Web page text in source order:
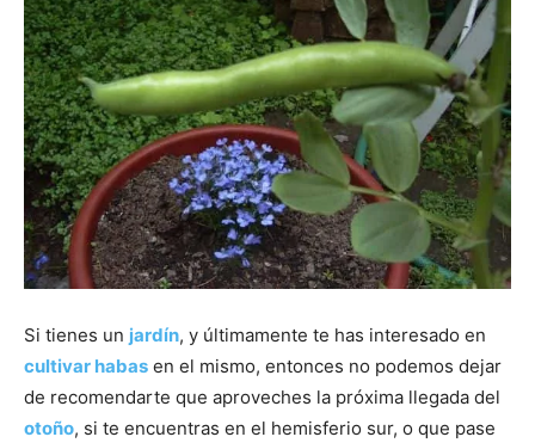
Si tienes un jardín, y últimamente te has interesado en
cultivar habas en el mismo, entonces no podemos dejar
de recomendarte que aproveches la próxima llegada del
otoño, si te encuentras en el hemisferio sur, o que pase